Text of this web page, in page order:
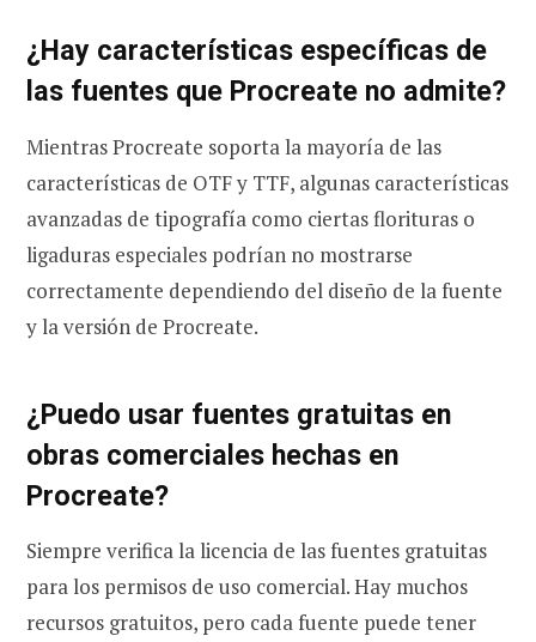
¿Hay características específicas de
las fuentes que Procreate no admite?
Mientras Procreate soporta la mayoría de las
características de OTF y TTF, algunas características
avanzadas de tipografía como ciertas florituras o
ligaduras especiales podrían no mostrarse
correctamente dependiendo del diseño de la fuente
y la versión de Procreate.
¿Puedo usar fuentes gratuitas en
obras comerciales hechas en
Procreate?
Siempre verifica la licencia de las fuentes gratuitas
para los permisos de uso comercial. Hay muchos
recursos gratuitos, pero cada fuente puede tener